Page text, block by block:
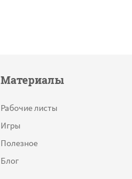
Материалы
Рабочие листы
Игры
Полезное
Блог